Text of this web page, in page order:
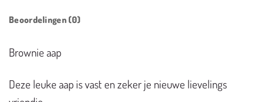
Beoordelingen (0)
Brownie aap
Deze leuke aap is vast en zeker je nieuwe lievelings